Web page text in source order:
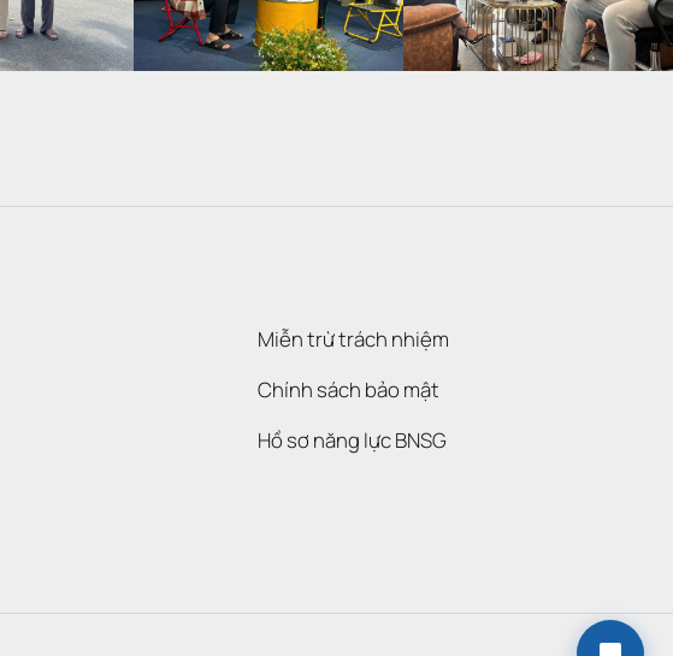
Miễn trừ trách nhiệm
Chính sách bảo mật
Hồ sơ năng lực BNSG